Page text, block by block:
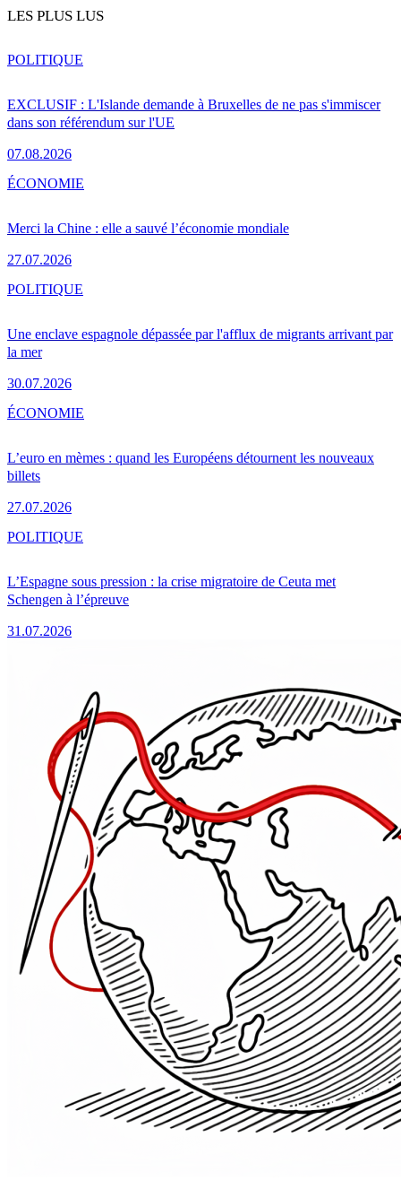
LES PLUS LUS
EXCLUSIF : L'Islande demande à Bruxelles de ne pas s'immiscer
dans son référendum sur l'UE
07.08.2026
POLITIQUE
Merci la Chine : elle a sauvé l’économie mondiale
27.07.2026
ÉCONOMIE
Une enclave espagnole dépassée par l'afflux de migrants arrivant par
la mer
30.07.2026
POLITIQUE
L’euro en mèmes : quand les Européens détournent les nouveaux
billets
27.07.2026
ÉCONOMIE
L’Espagne sous pression : la crise migratoire de Ceuta met
Schengen à l’épreuve
31.07.2026
POLITIQUE